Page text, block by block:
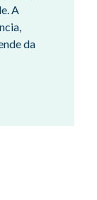
A
da